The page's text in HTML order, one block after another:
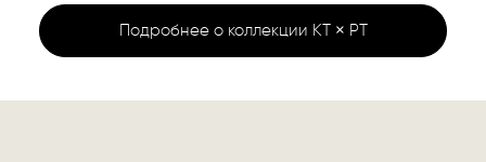
Подробнее о коллекции KT × PT